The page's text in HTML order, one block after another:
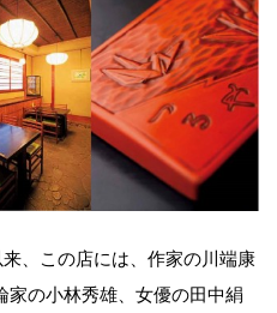
、この店には、作家の川端康
家の小林秀雄、女優の田中絹